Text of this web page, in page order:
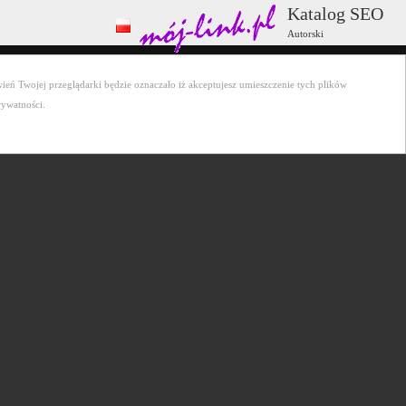
Twojej przeglądarki będzie oznaczało iż akceptujesz umieszczenie tych plików
Katalog SEO
Autorski